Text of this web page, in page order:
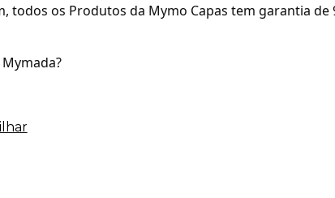
todos os Produtos da Mymo Capas tem garantia